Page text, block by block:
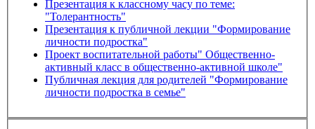
Презентация к классному часу по теме:
"Толерантность"
Презентация к публичной лекции "Формирование
личности подростка"
Проект воспитательной работы" Общественно-
активный класс в общественно-активной школе"
Публичная лекция для родителей "Формирование
личности подростка в семье"